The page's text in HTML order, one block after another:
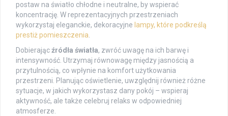
postaw na światło chłodne i neutralne, by wspierać
koncentrację. W reprezentacyjnych przestrzeniach
wykorzystaj eleganckie, dekoracyjne lampy, które podkreślą
prestiż pomieszczenia
Dobierającźródła światła, zwróć uwagę na ich barwę i
intensywność. Utrzymaj równowagę między jasnością a
przytulnością, co wpłynie na komfort użytkowania
przestrzeni. Planując oświetlenie, uwzględnij również różne
sytuacje, w jakich wykorzystasz dany pokój – wspieraj
aktywność, ale także celebruj relaks w odpowiedniej
atmosferze.